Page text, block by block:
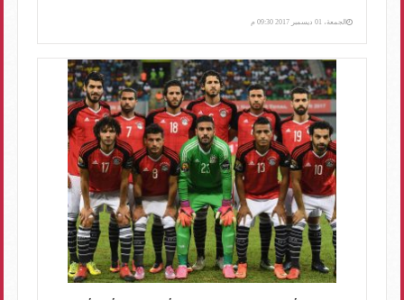
الجمعة، 01 ديسمبر 2017 09:30 م